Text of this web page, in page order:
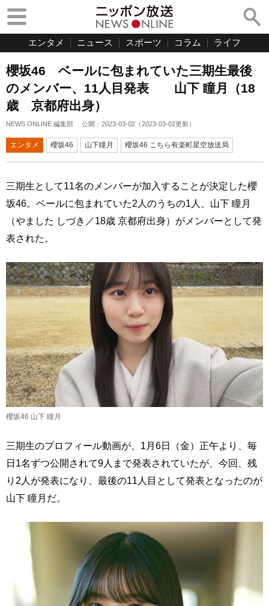
エンタメ ニュース スポーツ コラム ライフ
櫻坂46 ベールに包まれていた三期生最後
のメンバー、11人目発表 山下 瞳月（18
歳 京都府出身）
NEWS ONLINE 編集部 公開： 2023-03-02 （2023-03-02更新）
エンタメ 櫻坂46 山下瞳月 櫻坂46 こちら有楽町星空放送局
三期生として11名のメンバーが加入することが決定した櫻
坂46。ベールに包まれていた2人のうちの1人、山下 瞳月
（やました しづき／18歳 京都府出身）がメンバーとして発
表された。
櫻坂46 山下 瞳月
三期生のプロフィール動画が、1月6日（金）正午より、毎
日1名ずつ公開されて9人まで発表されていたが、今回、残
り2人が発表になり、最後の11人目として発表となったのが
山下 瞳月だ。